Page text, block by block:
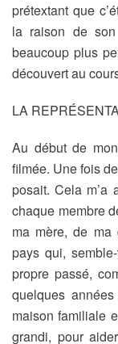
prétextant que
la raison de
beaucoup plus
découvert au
LA
Au début de
filmée. Une fois
posait. Cela m’a
chaque membre
ma mère, de ma
pays qui,
propre passé,
quelques
maison familiale
grandi, pour